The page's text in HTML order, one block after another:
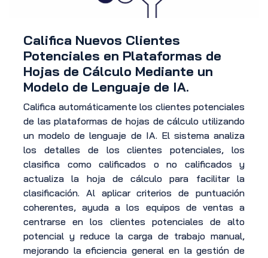
Califica Nuevos Clientes
Potenciales en Plataformas de
Hojas de Cálculo Mediante un
Modelo de Lenguaje de IA.
Califica automáticamente los clientes potenciales
de las plataformas de hojas de cálculo utilizando
un modelo de lenguaje de IA. El sistema analiza
los detalles de los clientes potenciales, los
clasifica como calificados o no calificados y
actualiza la hoja de cálculo para facilitar la
clasificación. Al aplicar criterios de puntuación
coherentes, ayuda a los equipos de ventas a
centrarse en los clientes potenciales de alto
potencial y reduce la carga de trabajo manual,
mejorando la eficiencia general en la gestión de